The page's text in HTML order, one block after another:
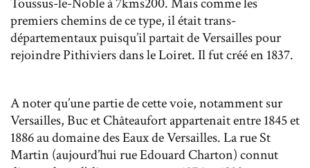
Toussus-le-Noble à 7kms200. Mais comme les
premiers chemins de ce type, il était trans-
départementaux puisqu’il partait de Versailles pour
rejoindre Pithiviers dans le Loiret. Il fut créé en 1837.
A noter qu’une partie de cette voie, notamment sur
Versailles, Buc et Châteaufort appartenait entre 1845 et
1886 au domaine des Eaux de Versailles. La rue St
Martin (aujourd’hui rue Edouard Charton) connut